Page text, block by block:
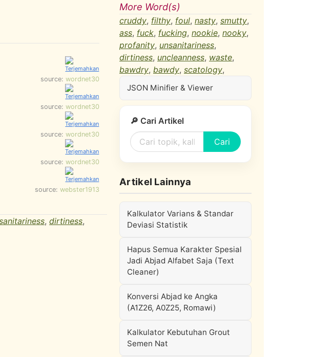
source: wordnet30
source: wordnet30
source: wordnet30
source: wordnet30
source: webster1913
, dirtiness,
More Word(s)
cruddy, filthy, foul, nasty, smutty,
ass, fuck, fucking, nookie, nooky,
profanity, unsanitariness,
dirtiness, uncleanness, waste,
bawdry, bawdy, scatology,
JSON Minifier & Viewer
🔎 Cari Artikel
Cari
Artikel Lainnya
Kalkulator Varians & Standar
Deviasi Statistik
Hapus Semua Karakter Spesial
Jadi Abjad Alfabet Saja (Text
Cleaner)
Konversi Abjad ke Angka
(A1Z26, A0Z25, Romawi)
Kalkulator Kebutuhan Grout
Semen Nat